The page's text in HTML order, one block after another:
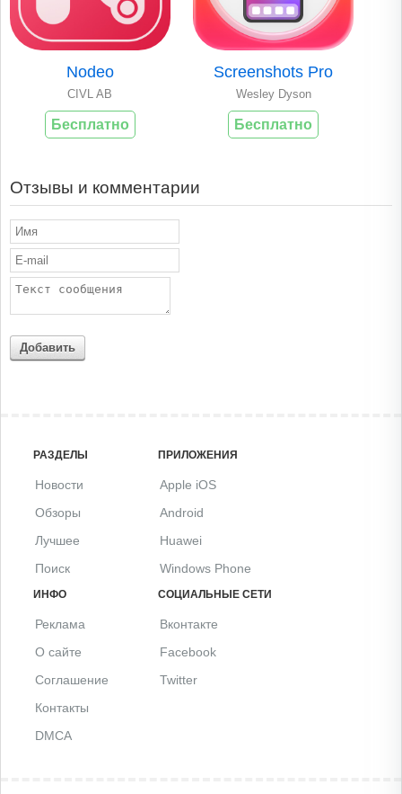
Nodeo
CIVL AB
Бесплатно
Screenshots Pro
Wesley Dyson
Бесплатно
Отзывы и комментарии
Добавить
РАЗДЕЛЫ
Новости
Обзоры
Лучшее
Поиск
ПРИЛОЖЕНИЯ
Apple iOS
Android
Huawei
Windows Phone
ИНФО
Реклама
О сайте
Соглашение
Контакты
DMCA
СОЦИАЛЬНЫЕ СЕТИ
Вконтакте
Facebook
Twitter